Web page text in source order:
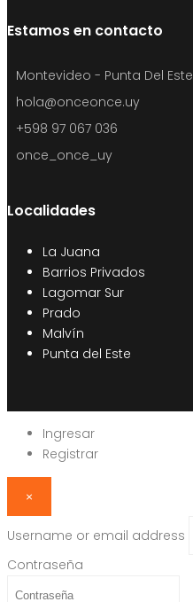
Estamos en contacto
Montevideo - Punta Del Este
hola@onceonce.uy
+598 97 067 036
once_once_uy
Localidades
La Juana
Barrios Privados
Lagomar Sur
Prado
Malvín
Punta del Este
Ingresar
Registrar
×
Username or email address
Contraseña